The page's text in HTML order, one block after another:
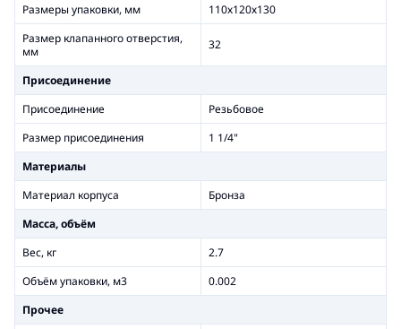
Размеры упаковки, мм
110х120х130
Размер клапанного отверстия,
мм
32
Присоединение
Присоединение
Резьбовое
Размер присоединения
1 1/4"
Материалы
Материал корпуса
Бронза
Масса, объём
Вес, кг
2.7
Объём упаковки, м3
0.002
Прочее